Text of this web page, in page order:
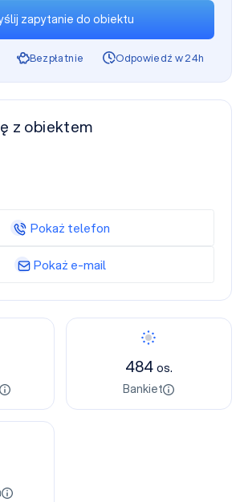
484os.
Bankiet
zapytanie do obiektu
Bezpłatnie Odpowiedź w 24h
z obiektem
Pokaż telefon
Pokaż e-mail